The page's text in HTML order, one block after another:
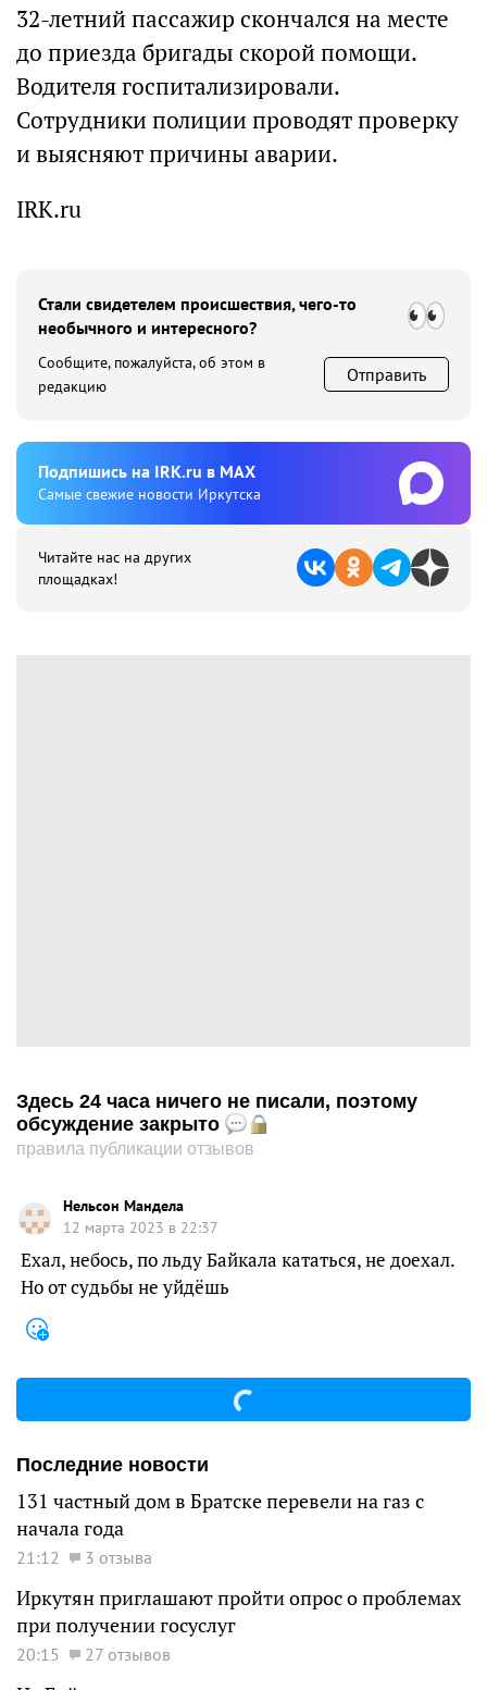
32-летний пассажир скончался на месте
до приезда бригады скорой помощи.
Водителя госпитализировали.
Сотрудники полиции проводят проверку
и выясняют причины аварии.
IRK.ru
Стали свидетелем происшествия, чего-то
необычного и интересного?
Сообщите, пожалуйста, об этом в
редакцию
Отправить
Подпишиcь на IRK.ru в MAX
Cамые свежие новости Иркутска
Читайте нас на других
площадках!
Здесь 24 часа ничего не писали, поэтому
обсуждение закрыто
правила публикации отзывов
Нельсон Мандела
12 марта 2023 в 22:37
Ехал, небось, по льду Байкала кататься, не доехал.
Но от судьбы не уйдёшь
Последние новости
131 частный дом в Братске перевели на газ с
начала года
21:12 3 отзыва
Иркутян приглашают пройти опрос о проблемах
при получении госуслуг
20:15 27 отзывов